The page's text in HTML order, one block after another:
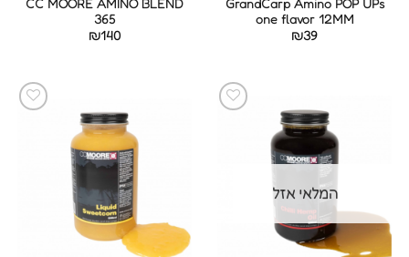
GrandCarp Amino POP UPs
one flavor 12MM
₪39
CC MOORE AMINO BLEND
365
₪140
המלאי אזל